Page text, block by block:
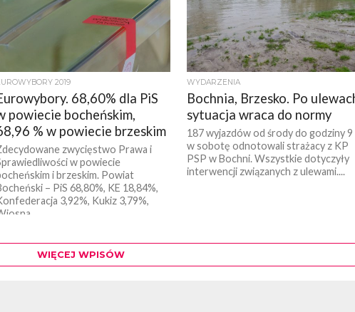
2019
68,60% dla PiS
powiecie bocheńskim,
% w powiecie brzeskim
zwycięstwo Prawa i
w powiecie
i brzeskim. Powiat
– PiS 68,80%, KE 18,84%,
3,92%, Kukiz 3,79%,
WYDARZENIA
Bochnia, Brzesko. Po
sytuacja wraca do normy
187 wyjazdów od środy do godziny 9
w sobotę odnotowali strażacy z KP
PSP w Bochni. Wszystkie dotyczyły
interwencji związanych z ulewami....
WIĘCEJ WPISÓW